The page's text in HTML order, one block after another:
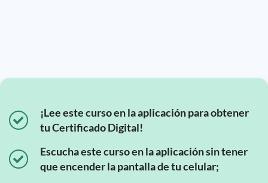
¡Lee este curso en la aplicación para obtener
tu Certificado Digital!
Escucha este curso en la aplicación sin tener
que encender la pantalla de tu celular;